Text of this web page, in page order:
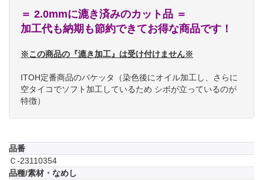
＝ 2.0mmに漉き済みのカット品 ＝
加工代も納期も節約できてお得な商品です！
※この商品の『漉き加工』は受け付けません※
ITOH定番商品のバケッタ（染色後にオイル加工し、さらに
空タイコでソフト加工しているため シボが立っているのが
特徴）
品番
Ｃ-23110354
品種/素材・なめし